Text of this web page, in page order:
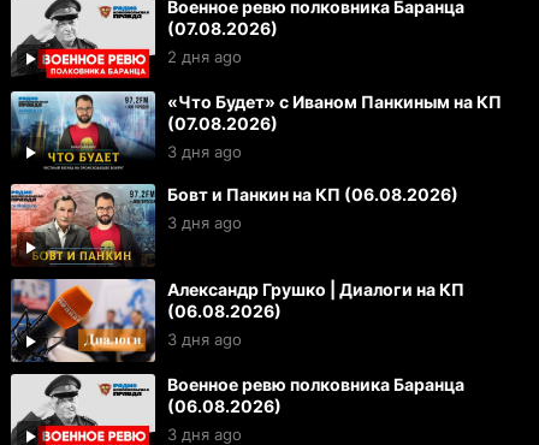
Военное ревю полковника Баранца
(07.08.2026)
2 дня ago
«Что Будет» с Иваном Панкиным на КП
(07.08.2026)
3 дня ago
Бовт и Панкин на КП (06.08.2026)
3 дня ago
Александр Грушко | Диалоги на КП
(06.08.2026)
3 дня ago
Военное ревю полковника Баранца
(06.08.2026)
3 дня ago